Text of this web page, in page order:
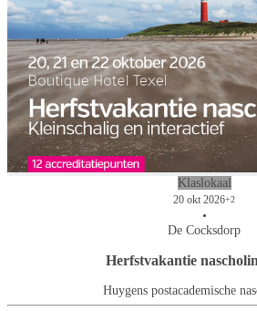
Klaslokaal
20 okt 2026+2
•
De Cocksdorp
Herfstvakantie
Huygens postacademische